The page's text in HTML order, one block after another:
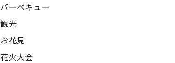
バーベキュー
観光
お花見
花火大会